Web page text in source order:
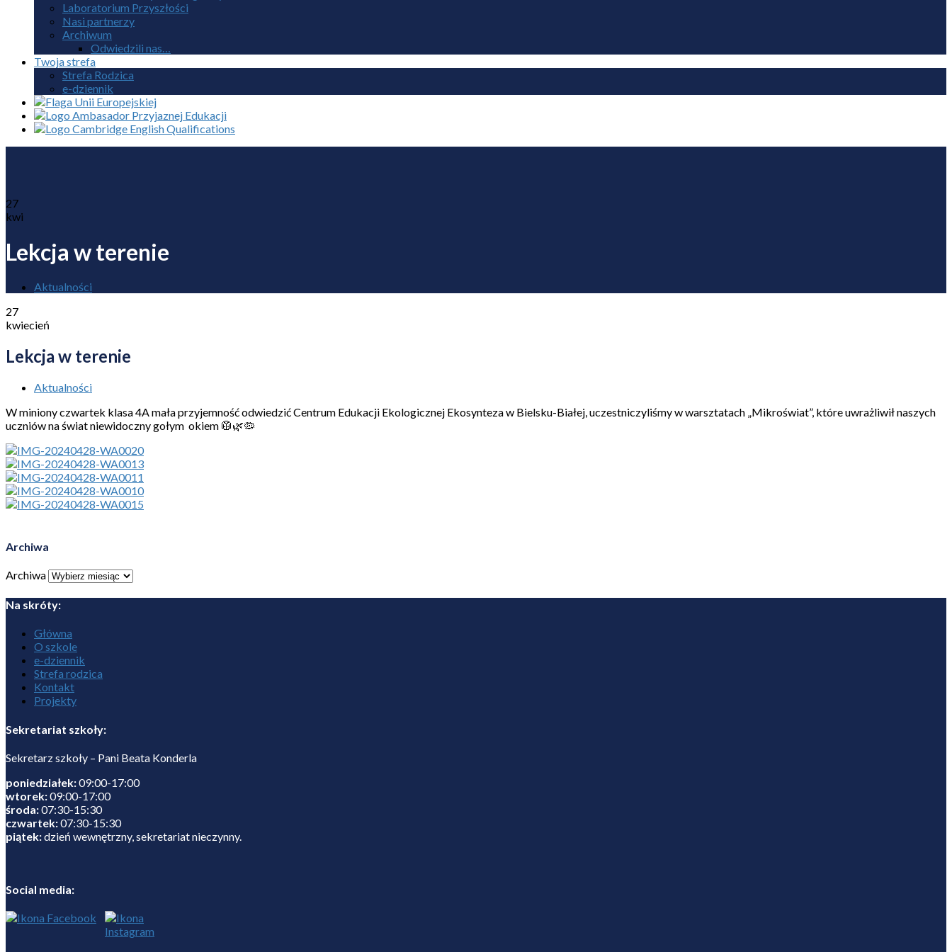
Laboratorium Przyszłości
Nasi partnerzy
Archiwum
Odwiedzili nas…
Twoja strefa
Strefa Rodzica
e-dziennik
27
kwi
Lekcja w terenie
Aktualności
27
kwiecień
Lekcja w terenie
Aktualności
W miniony czwartek klasa 4A mała przyjemność odwiedzić Centrum Edukacji Ekologicznej Ekosynteza w Bielsku-Białej, uczestniczyliśmy w warsztatach „Mikroświat”, które uwrażliwił naszych
uczniów na świat niewidoczny gołym okiem 🥼🌿🦠
Archiwa
Archiwa
Na skróty:
Główna
O szkole
e-dziennik
Strefa rodzica
Kontakt
Projekty
Sekretariat szkoły:
Sekretarz szkoły – Pani Beata Konderla
poniedziałek:09:00-17:00
wtorek:09:00-17:00
środa:07:30-15:30
czwartek:07:30-15:30
piątek:dzień wewnętrzny, sekretariat nieczynny.
Social media: